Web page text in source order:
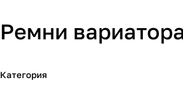
Ремни
Категория